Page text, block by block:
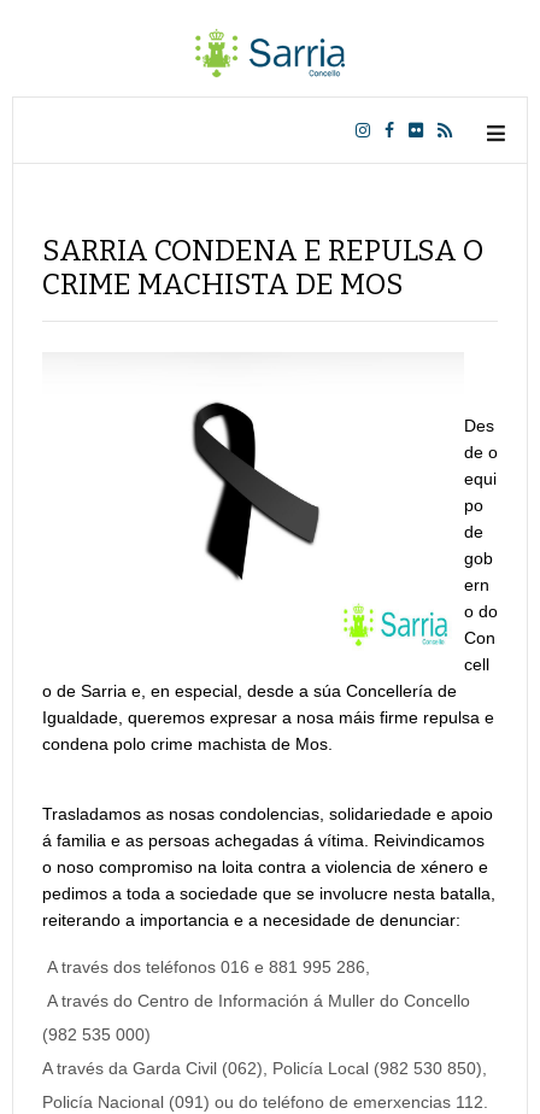
SARRIA CONDENA E REPULSA O
CRIME MACHISTA DE MOS
Des
de o
equi
po
de
gob
ern
o do
Con
cell
o de Sarria e, en especial, desde a súa Concellería de
Igualdade, queremos expresar a nosa máis firme repulsa e
condena polo crime machista de Mos.
Trasladamos as nosas condolencias, solidariedade e apoio
á familia e as persoas achegadas á vítima. Reivindicamos
o noso compromiso na loita contra a violencia de xénero e
pedimos a toda a sociedade que se involucre nesta batalla,
reiterando a importancia e a necesidade de denunciar:
A través dos teléfonos 016 e 881 995 286,
A través do Centro de Información á Muller do Concello
(982 535 000)
A través da Garda Civil (062), Policía Local (982 530 850),
Policía Nacional (091) ou do teléfono de emerxencias 112.